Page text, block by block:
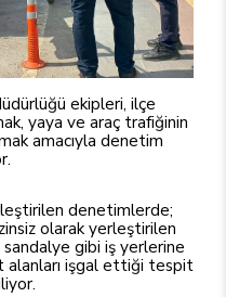
ekipleri, ilçe
yaya ve araç trafiğinin
amacıyla denetim
denetimlerde;
olarak yerleştirilen
sandalye gibi iş yerlerine
alanları işgal ettiği tespit